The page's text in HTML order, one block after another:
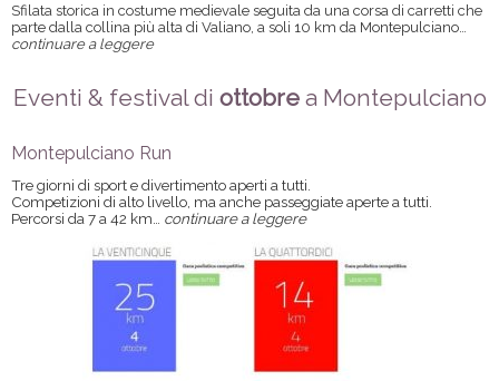
Sfilata storica in costume medievale seguita da una corsa di carretti che
parte dalla collina più alta di Valiano, a soli 10 km da Montepulciano…
continuare a leggere
Eventi & festival di ottobrea Montepulciano
Montepulciano Run
Tre giorni di sport e divertimento aperti a tutti.
Competizioni di alto livello, ma anche passeggiate aperte a tutti.
Percorsi da 7 a 42 km… continuare a leggere